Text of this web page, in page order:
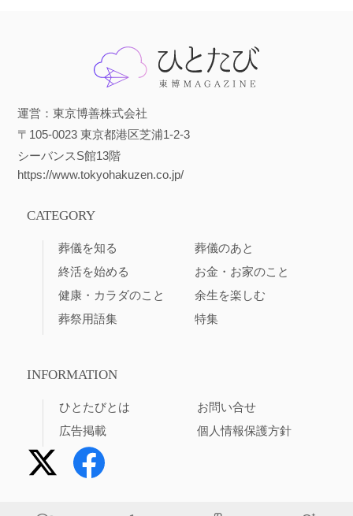
運営：東京博善株式会社
〒105-0023 東京都港区芝浦1-2-3
シーバンスS館13階
https://www.tokyohakuzen.co.jp/
CATEGORY
葬儀を知る
葬儀のあと
終活を始める
お金・お家のこと
健康・カラダのこと
余生を楽しむ
葬祭用語集
特集
INFORMATION
ひとたびとは
お問い合せ
広告掲載
個人情報保護方針